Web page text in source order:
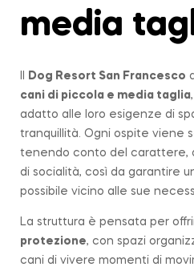
media
Dog Resort San Francesco
cani di piccola e media taglia
adatto alle loro esigenze di
tranquillità. Ogni ospite viene
tenendo conto del carattere,
di socialità, così da garantire
possibile vicino alle sue
La struttura è pensata per
protezione, con spazi
cani di vivere momenti di